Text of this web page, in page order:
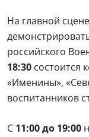
складывать из
технике
устроить
для самых
для ярких